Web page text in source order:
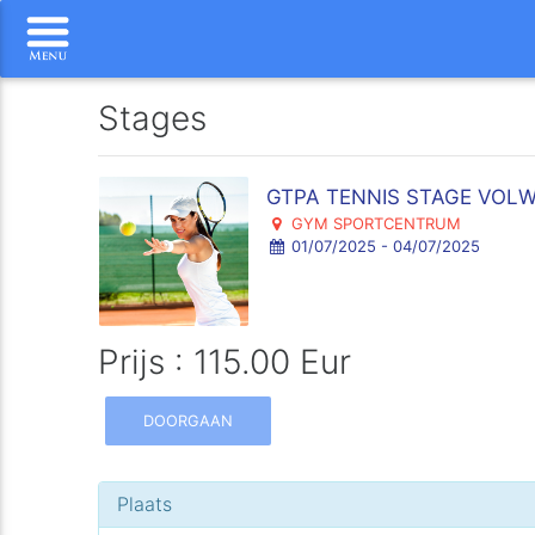
Stages
GTPA TENNIS STAGE
GYM SPORTCENTRUM
01/07/2025 - 04/07/2025
Prijs : 115.00 Eur
DOORGAAN
Plaats